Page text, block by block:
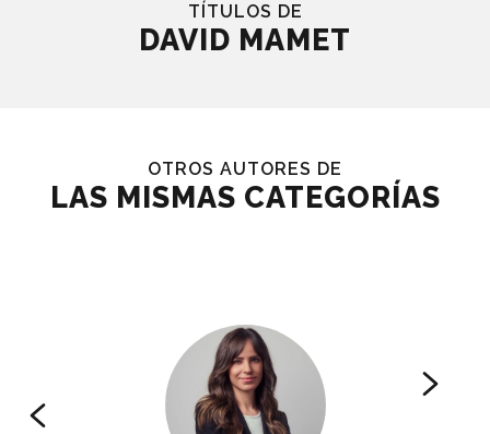
TÍTULOS DE
DAVID MAMET
OTROS AUTORES DE
LAS MISMAS CATEGORÍAS